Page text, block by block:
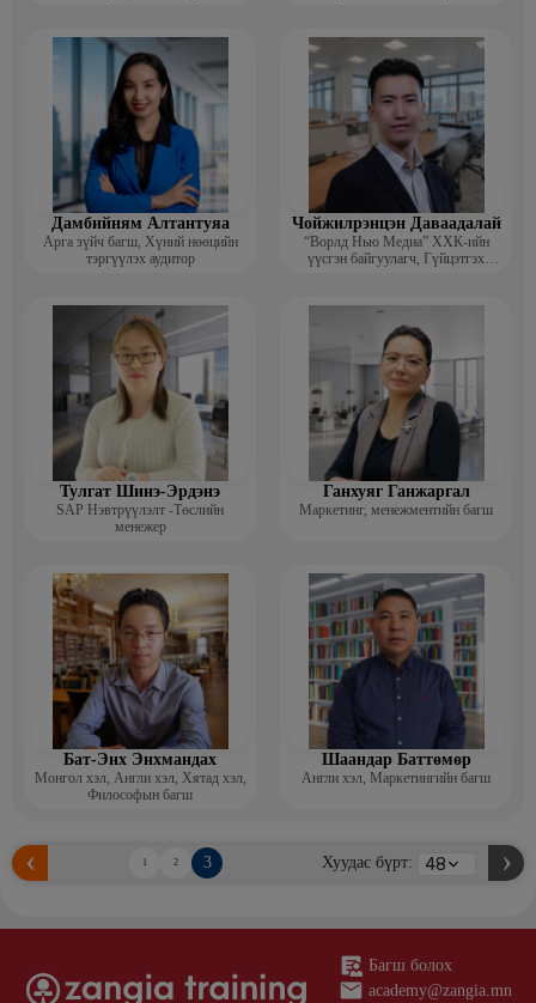
Дамбийням Алтантуяа
Арга зүйч багш, Хүний нөөцийн
тэргүүлэх аудитор
Чойжилрэнцэн Даваадалай
“Ворлд Нью Медиа” ХХК-ийн
үүсгэн байгуулагч, Гүйцэтгэх
Тулгат Шинэ-Эрдэнэ
SAP Нэвтрүүлэлт -Төслийн
менежер
Ганхуяг Ганжаргал
Маркетинг, менежментийн багш
Бат-Энх Энхмандах
Монгол хэл, Англи хэл, Хятад хэл,
Философын багш
Шаандар Баттөмөр
Англи хэл, Маркетингийн багш
1 2 3 Хуудас бүрт:
Багш болох
academy@zangia.mn